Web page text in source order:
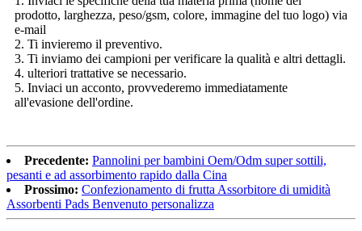
prodotto, larghezza, peso/gsm, colore, immagine del tuo logo) via
e-mail
2. Ti invieremo il preventivo.
3. Ti inviamo dei campioni per verificare la qualità e altri dettagli.
4. ulteriori trattative se necessario.
5. Inviaci un acconto, provvederemo immediatamente
all'evasione dell'ordine.
Precedente: Pannolini per bambini Oem/Odm super sottili,
pesanti e ad assorbimento rapido dalla Cina
Prossimo: Confezionamento di frutta Assorbitore di umidità
Assorbenti Pads Benvenuto personalizza